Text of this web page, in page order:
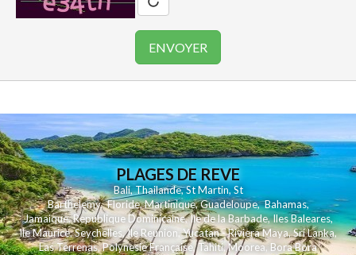
PLAGES DE REVE
Bali,Thailande,St Martin,St
Barthelemy,Floride,Martinique,Guadeloupe,Bahamas,
Jamaique,Republique Dominicaine,Ile de la Barbade,Iles Baleares,
Ile Maurice,Seychelles,Ile Reunion,Yucatan - Riviera Maya,Sri Lanka,
Las Terrenas,Polynesie Française,Tahiti,Moorea, Bora Bora